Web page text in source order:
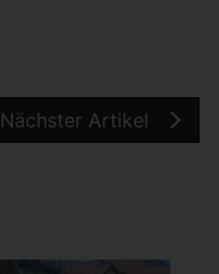
Nächster Artikel